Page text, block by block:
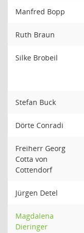
Manfred Bopp
Ruth Braun
Silke Brobeil
Stefan Buck
Dörte Conradi
Freiherr Georg
Cotta von
Cottendorf
Jürgen Detel
Magdalena
Dieringer